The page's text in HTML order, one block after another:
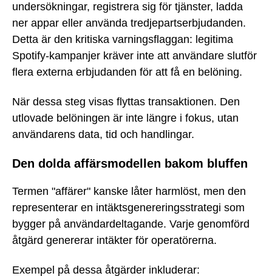
undersökningar, registrera sig för tjänster, ladda
ner appar eller använda tredjepartserbjudanden.
Detta är den kritiska varningsflaggan: legitima
Spotify-kampanjer kräver inte att användare slutför
flera externa erbjudanden för att få en belöning.
När dessa steg visas flyttas transaktionen. Den
utlovade belöningen är inte längre i fokus, utan
användarens data, tid och handlingar.
Den dolda affärsmodellen bakom bluffen
Termen "affärer" kanske låter harmlöst, men den
representerar en intäktsgenereringsstrategi som
bygger på användardeltagande. Varje genomförd
åtgärd genererar intäkter för operatörerna.
Exempel på dessa åtgärder inkluderar: